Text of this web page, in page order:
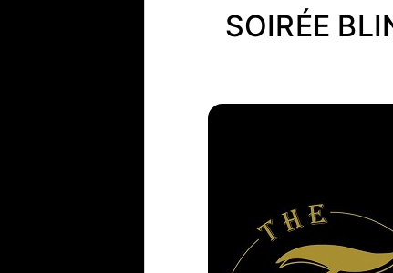
SOIRÉE